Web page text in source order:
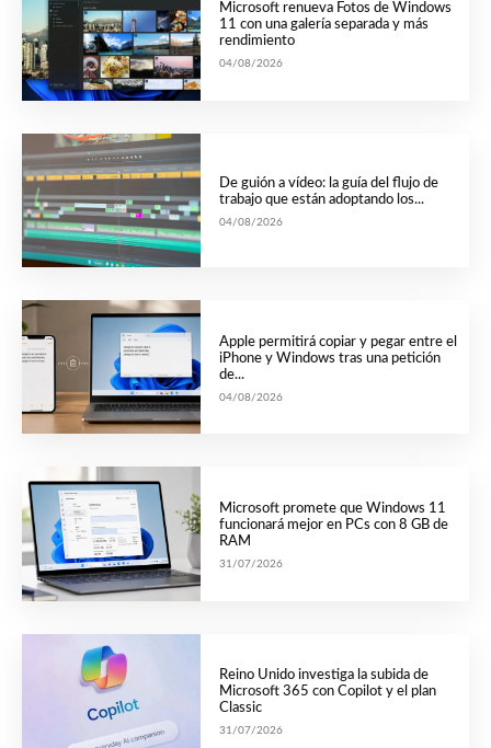
Microsoft renueva Fotos de Windows
11 con una galería separada y más
rendimiento
04/08/2026
De guión a vídeo: la guía del flujo de
trabajo que están adoptando los...
04/08/2026
Apple permitirá copiar y pegar entre el
iPhone y Windows tras una petición
de...
04/08/2026
Microsoft promete que Windows 11
funcionará mejor en PCs con 8 GB de
RAM
31/07/2026
Reino Unido investiga la subida de
Microsoft 365 con Copilot y el plan
Classic
31/07/2026